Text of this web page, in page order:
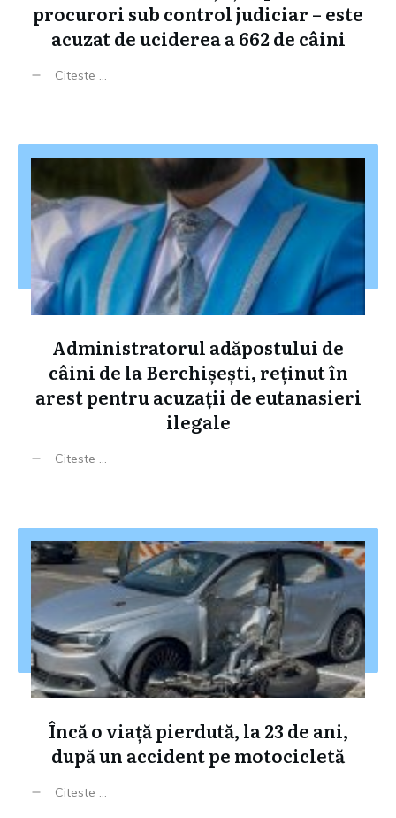
procurori sub control judiciar – este
acuzat de uciderea a 662 de câini
Citeste ...
Administratorul adăpostului de
câini de la Berchișești, reținut în
arest pentru acuzații de eutanasieri
ilegale
Citeste ...
Încă o viață pierdută, la 23 de ani,
după un accident pe motocicletă
Citeste ...